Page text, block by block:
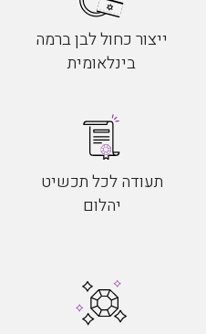
ייצור כחול לבן ברמה
בינלאומית
תעודה לכל תכשיט
יהלום